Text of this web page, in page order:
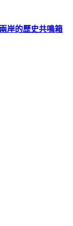
岸的歷史共鳴箱